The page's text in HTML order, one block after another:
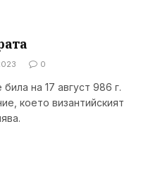
0
на 17 август 986 г.
което византийският